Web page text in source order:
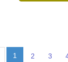
1 2 3